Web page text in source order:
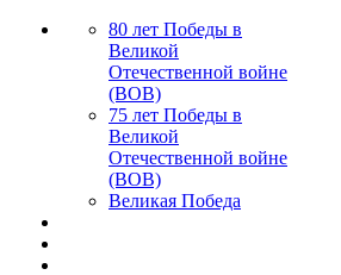
80 лет Победы в
Великой
Отечественной войне
(ВОВ)
75 лет Победы в
Великой
Отечественной войне
(ВОВ)
Великая Победа